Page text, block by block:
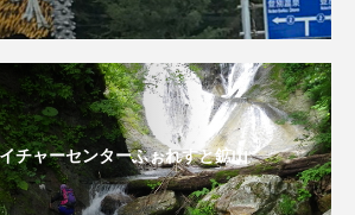
チャーセンターふぉれすと鉱山